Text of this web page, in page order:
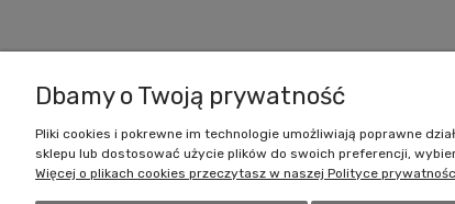
Dbamy o Twoją prywatność
Pliki cookies i pokrewne im technologie umożliwiają poprawne
sklepu lub dostosować użycie plików do swoich preferencji,
Więcej o plikach cookies przeczytasz w naszej Polityce